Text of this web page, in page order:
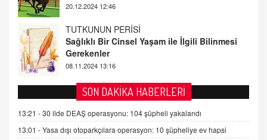
08.11.2024 13:16
FARUK ÖNALAN
Tezkere Onaylanmasaydı…
2 Kasım 2021 Salı 00:11
AV. DOĞAN CAN DOĞAN
Kişisel verilerin korunması ve dijital hukukun
gelişimi
SON DAKİKA HABERLERİ
13:21 -30 ilde DEAŞ operasyonu: 104 şüpheli yakalandı
13:01 -Yasa dışı otoparkçılara operasyon: 10 şüpheliye ev hapsi